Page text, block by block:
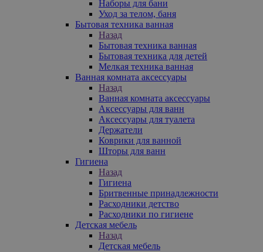
Наборы для бани
Уход за телом, баня
Бытовая техника ванная
Назад
Бытовая техника ванная
Бытовая техника для детей
Мелкая техника ванная
Ванная комната аксессуары
Назад
Ванная комната аксессуары
Аксессуары для ванн
Аксессуары для туалета
Держатели
Коврики для ванной
Шторы для ванн
Гигиена
Назад
Гигиена
Бритвенные принадлежности
Расходники детство
Расходники по гигиене
Детская мебель
Назад
Детская мебель